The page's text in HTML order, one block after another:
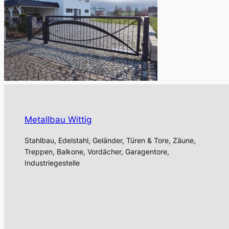
Metallbau Wittig
Stahlbau, Edelstahl, Geländer, Türen & Tore, Zäune,
Treppen, Balkone, Vordächer, Garagentore,
Industriegestelle